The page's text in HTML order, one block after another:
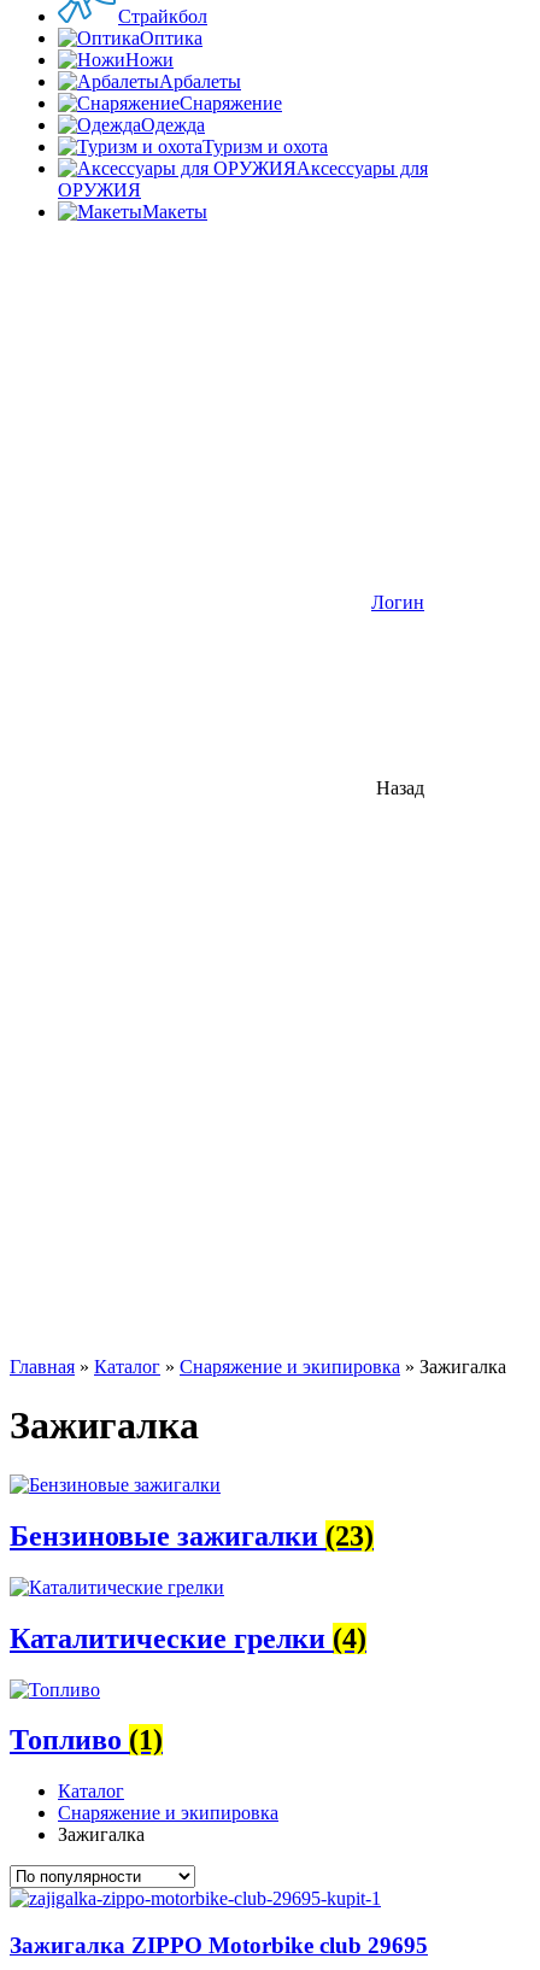
Страйкбол
Оптика
Ножи
Арбалеты
Снаряжение
Одежда
Туризм и охота
Аксессуары для
ОРУЖИЯ
Макеты
Логин
Назад
Главная » Каталог » Снаряжение и экипировка » Зажигалка
Зажигалка
Бензиновые зажигалки (23)
Каталитические грелки (4)
Топливо (1)
Каталог
Снаряжение и экипировка
Зажигалка
Зажигалка ZIPPO Motorbike club 29695